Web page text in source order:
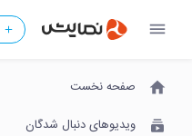
صفحه نخست
ویدیوهای دنبال شدگان